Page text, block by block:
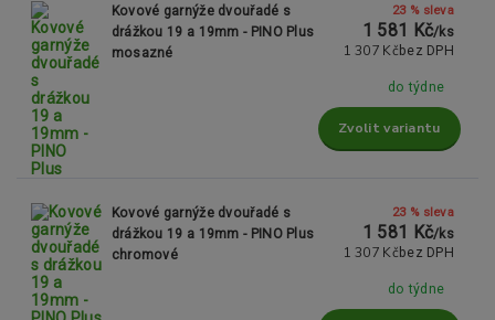
Kovové garnýže dvouřadé s
drážkou 19 a 19mm - PINO Plus
mosazné
23 % sleva
1 581 Kč/ks
1 307 Kč bez DPH
do týdne
Zvolit variantu
Kovové garnýže dvouřadé s
drážkou 19 a 19mm - PINO Plus
chromové
23 % sleva
1 581 Kč/ks
1 307 Kč bez DPH
do týdne